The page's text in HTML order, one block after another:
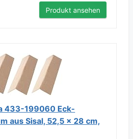
Produkt ansehen
433-199060 Eck-
aus Sisal, 52,5 x 28 cm,